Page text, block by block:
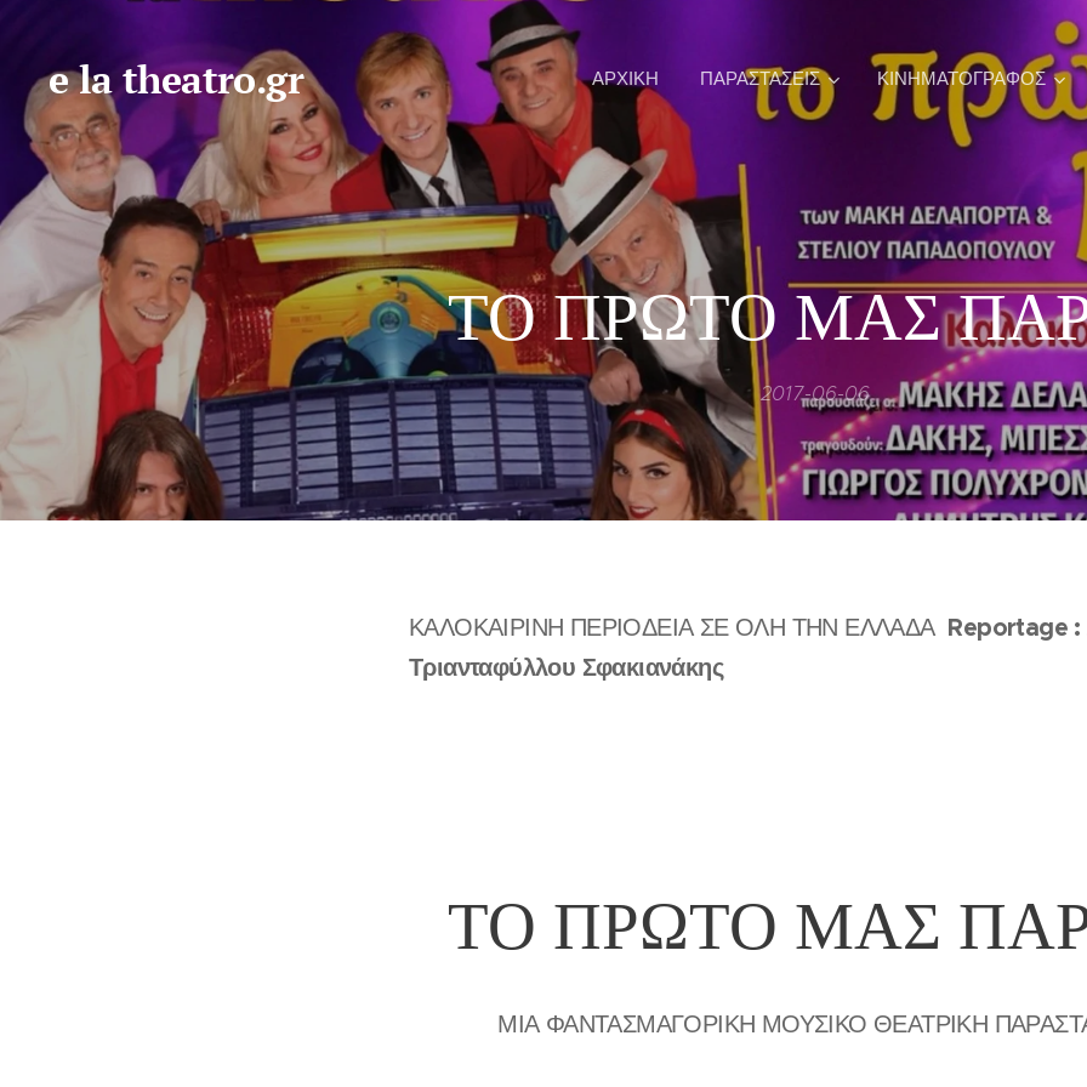
e la theatro.gr ΑΡΧΙΚΉ ΠΑΡΑΣΤΑΣΕΙΣ ΚΙΝΗΜΑΤΟΓΡΑΦΟΣ
ΤΟ ΠΡΩΤΟ ΜΑΣ
2017-06-06
ΚΑΛΟΚΑΙΡΙΝΗ ΠΕΡΙΟΔΕΙΑ ΣΕ ΟΛΗ ΤΗΝ ΕΛΛΑΔΑ Reportage
Τριανταφύλλου Σφακιανάκης
ΤΟ ΠΡΩΤΟ ΜΑΣ
ΜΙΑ ΦΑΝΤΑΣΜΑΓΟΡΙΚΗ ΜΟΥΣΙΚΟ ΘΕΑΤΡΙΚΗ